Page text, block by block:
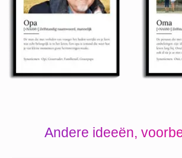
Andere ideeën,